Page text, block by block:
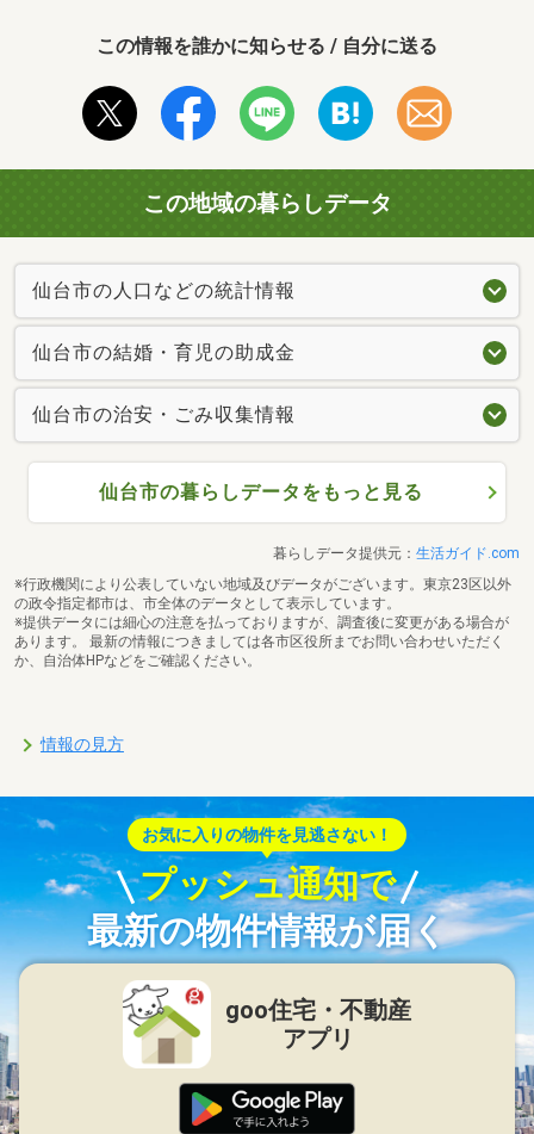
この情報を誰かに知らせる / 自分に送る
この地域の暮らしデータ
仙台市の人口などの統計情報
仙台市の結婚・育児の助成金
仙台市の治安・ごみ収集情報
仙台市の暮らしデータをもっと見る
暮らしデータ提供元： 生活ガイド.com
※行政機関により公表していない地域及びデータがございます。東京23区以外
の政令指定都市は、市全体のデータとして表示しています。
※提供データには細心の注意を払っておりますが、調査後に変更がある場合が
あります。 最新の情報につきましては各市区役所までお問い合わせいただく
か、自治体HPなどをご確認ください。
情報の見方
お気に入りの物件を見逃さない！
プッシュ通知で
最新の物件情報が届く
goo住宅・不動産
アプリ